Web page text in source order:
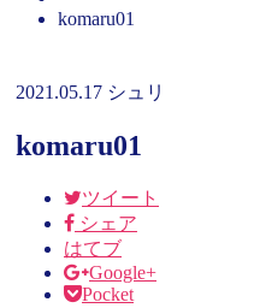
komaru01
2021.05.17 シュリ
komaru01
ツイート
シェア
はてブ
Google+
Pocket